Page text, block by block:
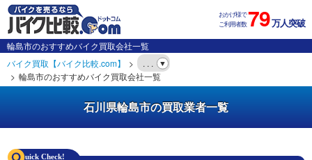
おかげ様で
ご利用者数79万人突破
輪島市のおすすめバイク買取会社一覧
バイク買取【バイク比較.com】
. . .
輪島市のおすすめバイク買取会社一覧
石川県輪島市の買取業者一覧